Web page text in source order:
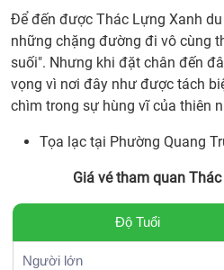
Để đến được Thác Lựng Xanh
những chặng đường đi vô cùng
suối". Nhưng khi đặt chân đến
vọng vì nơi đây như được tách
chìm trong sự hùng vĩ của thiên
Tọa lạc tại Phường Quang
Giá vé tham quan
Độ Tuổi
Người lớn